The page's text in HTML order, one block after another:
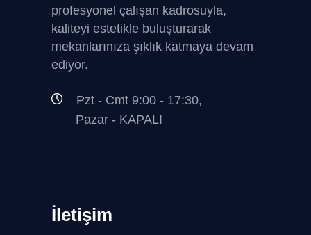
profesyonel çalışan kadrosuyla,
kaliteyi estetikle buluşturarak
mekanlarınıza şıklık katmaya devam
ediyor.
Pzt - Cmt 9:00 - 17:30,
Pazar - KAPALI
İletişim